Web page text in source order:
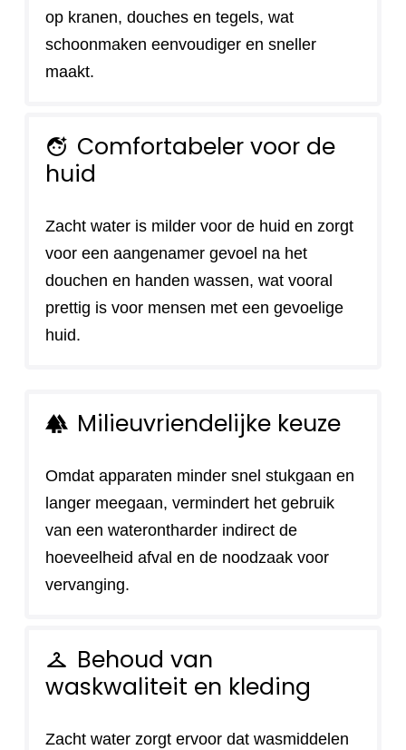
op kranen, douches en tegels, wat
schoonmaken eenvoudiger en sneller
maakt.
face_retouching_natural Comfortabeler voor de
huid
Zacht water is milder voor de huid en zorgt
voor een aangenamer gevoel na het
douchen en handen wassen, wat vooral
prettig is voor mensen met een gevoelige
huid.
forest Milieuvriendelijke keuze
Omdat apparaten minder snel stukgaan en
langer meegaan, vermindert het gebruik
van een waterontharder indirect de
hoeveelheid afval en de noodzaak voor
vervanging.
checkroom Behoud van
waskwaliteit en kleding
Zacht water zorgt ervoor dat wasmiddelen